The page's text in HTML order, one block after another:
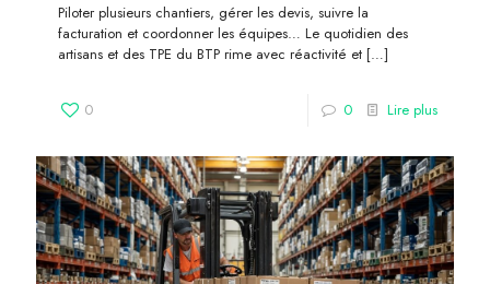
Piloter plusieurs chantiers, gérer les devis, suivre la
facturation et coordonner les équipes… Le quotidien des
artisans et des TPE du BTP rime avec réactivité et […]
0 0 Lire plus